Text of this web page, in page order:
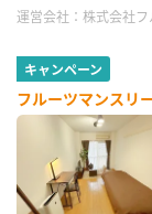
運営会社： 株式会社
キャンペーン
フルーツマンスリ